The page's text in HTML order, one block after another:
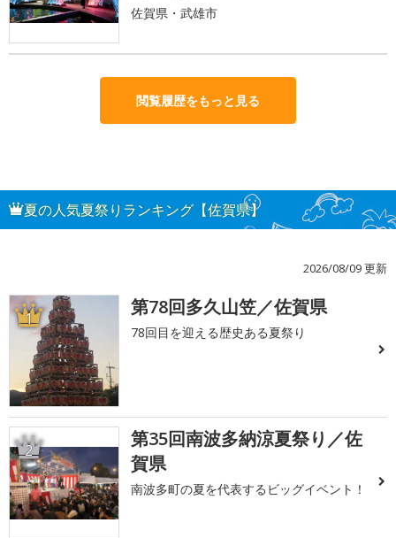
佐賀県・武雄市
閲覧履歴をもっと見る
夏の人気夏祭りランキング【佐賀県】
2026/08/09 更新
1 第78回多久山笠／佐賀県
78回目を迎える歴史ある夏祭り
2
第35回南波多納涼夏祭り／佐
賀県
南波多町の夏を代表するビッグイベント！